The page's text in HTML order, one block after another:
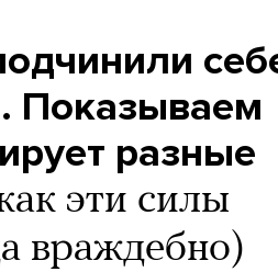
Показываем
разные
эти силы
враждебно)